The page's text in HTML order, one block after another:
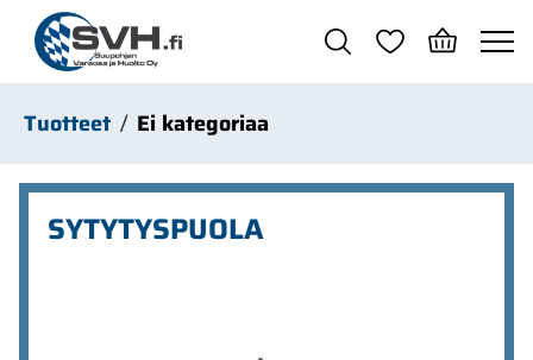
Siirry pääsisältöön
Tuotteet Ei kategoriaa
SYTYTYSPUOLA